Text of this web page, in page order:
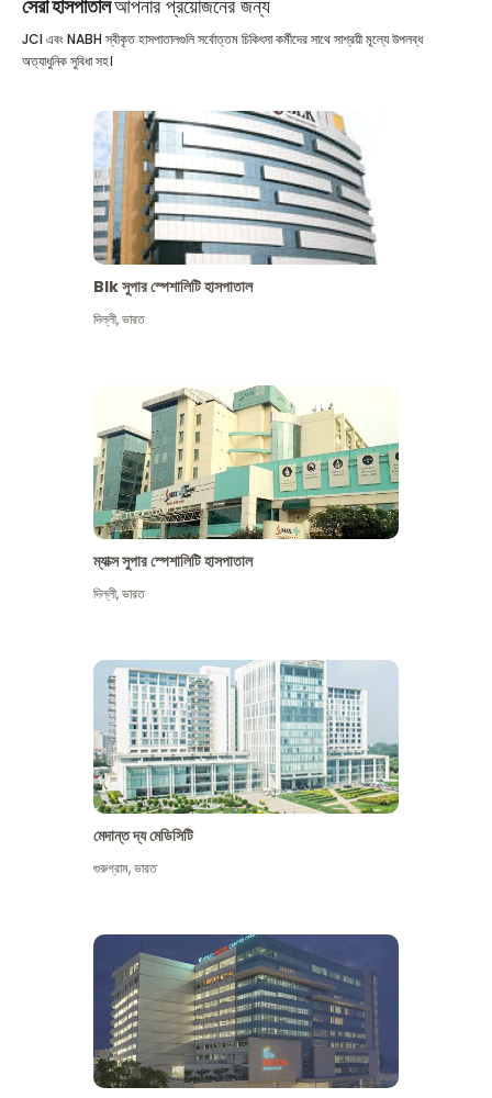
সেরা হাসপাতালআপনার প্রয়োজনের জন্য
JCI এবং NABH স্বীকৃত হাসপাতালগুলি সর্বোত্তম চিকিৎসা কর্মীদের সাথে সাশ্রয়ী মূল্যে উপলব্ধ
অত্যাধুনিক সুবিধা সহ।
Blk সুপার স্পেশালিটি হাসপাতাল
দিল্লী,ভারত
ম্যাক্স সুপার স্পেশালিটি হাসপাতাল
দিল্লী,ভারত
মেদান্ত দ্য মেডিসিটি
গুরুগ্রাম,ভারত